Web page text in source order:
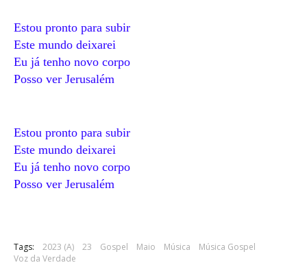
Estou pronto para subir
Este mundo deixarei
Eu já tenho novo corpo
Posso ver Jerusalém
Estou pronto para subir
Este mundo deixarei
Eu já tenho novo corpo
Posso ver Jerusalém
Tags: 2023 (A) 23 Gospel Maio Música
Música Gospel
Voz da Verdade